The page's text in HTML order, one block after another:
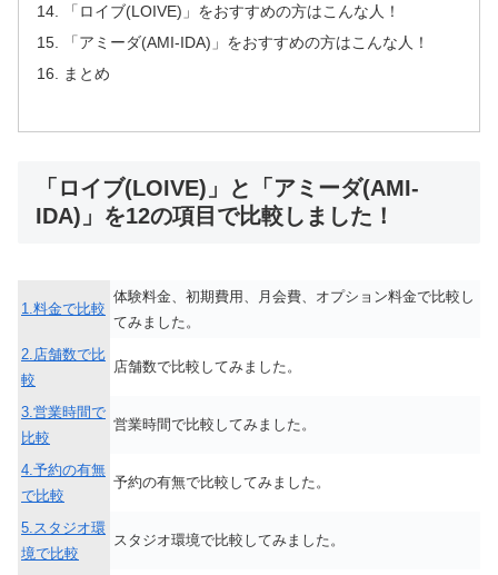
「ロイブ(LOIVE)」をおすすめの方はこんな人！
「アミーダ(AMI-IDA)」をおすすめの方はこんな人！
まとめ
「ロイブ(LOIVE)」と「アミーダ(AMI-
IDA)」を12の項目で比較しました！
1.料金で比較
体験料金、初期費用、月会費、オプション料金で比較し
てみました。
2.店舗数で比
較
店舗数で比較してみました。
3.営業時間で
比較
営業時間で比較してみました。
4.予約の有無
で比較
予約の有無で比較してみました。
5.スタジオ環
境で比較
スタジオ環境で比較してみました。